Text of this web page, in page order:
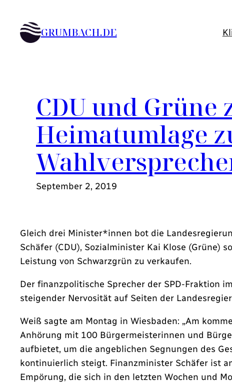
Inhalt
springenGRUMBACH.DE
CDU und
Heimatumlage
September 2, 2019
Gleich drei Minister*innen bot die
Schäfer (CDU), Sozialminister Kai Klose (Grüne)
Leistung von Schwarzgrün zu verkaufen.
Der finanzpolitische Sprecher der SPD-Fraktion
steigender Nervosität auf Seiten der
Weiß sagte am Montag in Wiesbaden: „Am
Anhörung mit 100 Bürgermeisterinnen und
aufbietet, um die angeblichen Segnungen des
kontinuierlich steigt. Finanzminister Schäfer ist
Empörung, die sich in den letzten Wochen und